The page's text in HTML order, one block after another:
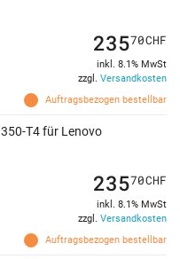
Auftragsbezogen bestellbar
23570CHF
inkl. 8.1% MwSt
zzgl. Versandkosten
T4 für Lenovo
Auftragsbezogen bestellbar
23570CHF
inkl. 8.1% MwSt
zzgl. Versandkosten